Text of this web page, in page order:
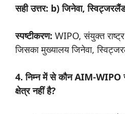
सही उत्तर: b) जिनेवा,
स्पष्टीकरण: WIPO, संयुक्त
जिसका मुख्यालय जिनेवा,
4. निम्न में से कौन AIM-WIPO
क्षेत्र नहीं है?